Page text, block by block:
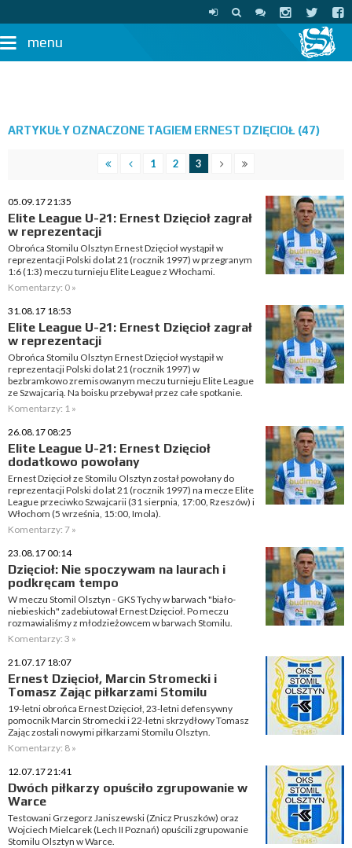
menu
ARTYKUŁY OZNACZONE TAGIEM ERNEST DZIĘCIOŁ (47)
1 2 3
05.09.17 21:35
Elite League U-21: Ernest Dzięcioł zagrał
w reprezentacji
Obrońca Stomilu Olsztyn Ernest Dzięcioł wystąpił w
reprezentacji Polski do lat 21 (rocznik 1997) w przegranym
1:6 (1:3) meczu turnieju Elite League z Włochami.
Komentarzy: 0 »
31.08.17 18:53
Elite League U-21: Ernest Dzięcioł zagrał
w reprezentacji
Obrońca Stomilu Olsztyn Ernest Dzięcioł wystąpił w
reprezentacji Polski do lat 21 (rocznik 1997) w
bezbramkowo zremisowanym meczu turnieju Elite League
ze Szwajcarią. Na boisku przebywał przez całe spotkanie.
Komentarzy: 1 »
26.08.17 08:25
Elite League U-21: Ernest Dzięcioł
dodatkowo powołany
Ernest Dzięcioł ze Stomilu Olsztyn został powołany do
reprezentacji Polski do lat 21 (rocznik 1997) na mecze Elite
League przeciwko Szwajcarii (31 sierpnia, 17:00, Rzeszów) i
Włochom (5 września, 15:00, Imola).
Komentarzy: 7 »
23.08.17 00:14
Dzięcioł: Nie spoczywam na laurach i
podkręcam tempo
W meczu Stomil Olsztyn - GKS Tychy w barwach "biało-
niebieskich" zadebiutował Ernest Dzięcioł. Po meczu
rozmawialiśmy z młodzieżowcem w barwach Stomilu.
Komentarzy: 3 »
21.07.17 18:07
Ernest Dzięcioł, Marcin Stromecki i
Tomasz Zając piłkarzami Stomilu
19-letni obrońca Ernest Dzięcioł, 23-letni defensywny
pomocnik Marcin Stromecki i 22-letni skrzydłowy Tomasz
Zając zostali nowymi piłkarzami Stomilu Olsztyn.
Komentarzy: 8 »
12.07.17 21:41
Dwóch piłkarzy opuściło zgrupowanie w
Warce
Testowani Grzegorz Janiszewski (Znicz Pruszków) oraz
Wojciech Mielcarek (Lech II Poznań) opuścili zgrupowanie
Stomilu Olsztyn w Warce.